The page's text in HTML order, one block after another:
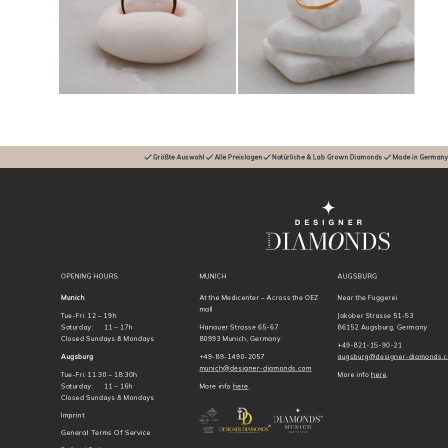
Größte Auswahl Alle Preislagen Natürliche & Lab Grown Diamonds Made in Germany
OPENING HOURS
Munich
Tue-Fri: 12 – 19h
Saturday: 11 – 17h
Closed Sundays & Mondays
Augsburg
Tue-Fri: 11:30 – 18:30h
Saturday: 11 – 16h
Closed Sundays & Mondays
MUNICH
At the Medicenter – Across the OEZ
mall
Hanauer Strasse 65-67
80993 Munich, Germany
+49-89-1490-2057
munich@designer-diamonds.com
More info here.
AUGSBURG
Near the Fuggerei
Jakober Strasse 51-53
86152 Augsburg, Germany
+49-821-15-90-21
augsburg@designer-
More info here.
Imprint
General Terms Of Service